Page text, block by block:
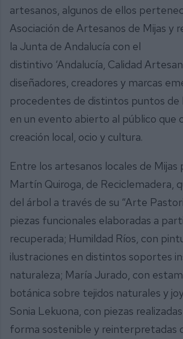
artesanos, algunos de ellos
Asociación de Artesanos de Mijas y
la Junta de Andalucía con el
distintivo ‘Andalucía, Calidad
diseñadores, creadores y marcas
procedentes de distintos puntos de
en un evento abierto al público que
creación local, ocio y cultura.
Entre los artesanos locales de
Martín Quiroga, de Reciclemadera,
del árbol a través de su “Arte
piezas funcionales elaboradas a
recuperada; Humildad Ríos, con
ilustraciones en distintos soportes
naturaleza; María Jurado, con
botánica sobre tejidos naturales y
Sonia Lekuona, con piezas
forma sostenible y reinterpretadas